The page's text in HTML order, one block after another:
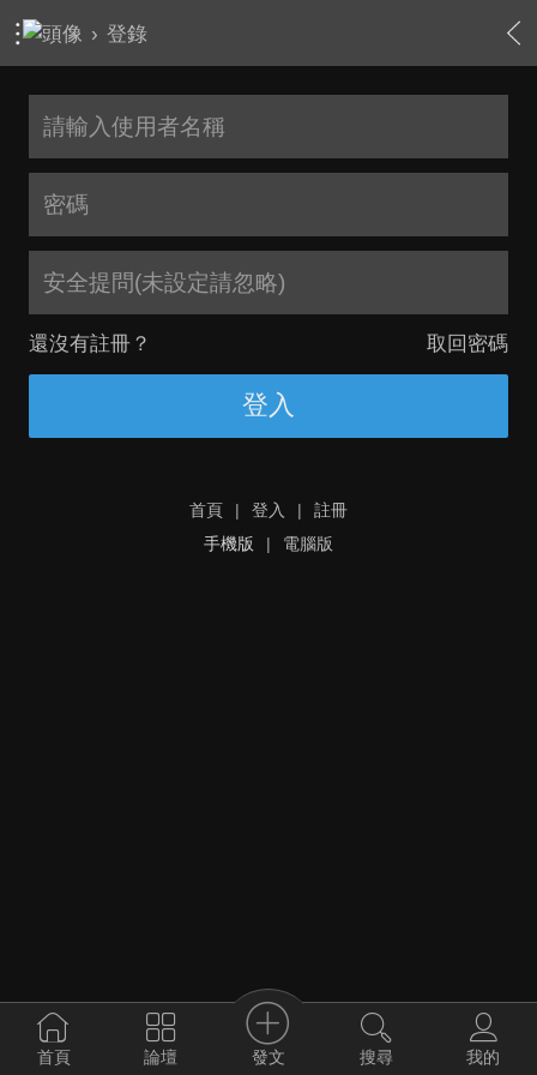
› 登錄
安全提問(未設定請忽略)
還沒有註冊？ 取回密碼
登入
首頁 | 登入 |
註冊
手機版
| 電腦版
首頁 論壇 發文 搜尋 我的